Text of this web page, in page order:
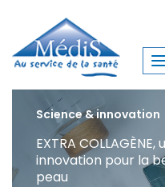
contenu
principal
Science & innovation
20 ans d'innovation
leadership dans le
des pathologies